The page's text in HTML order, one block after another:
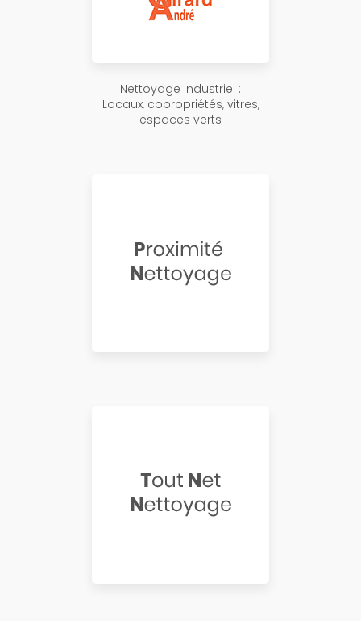
Nettoyage industriel :
Locaux, copropriétés, vitres,
espaces verts